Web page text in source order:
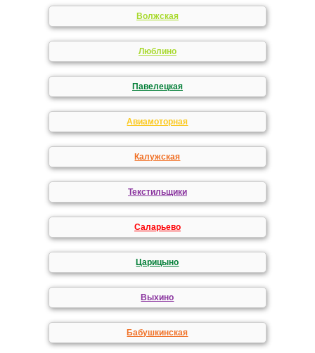
Волжская
Люблино
Павелецкая
Авиамоторная
Калужская
Текстильщики
Саларьево
Царицыно
Выхино
Бабушкинская